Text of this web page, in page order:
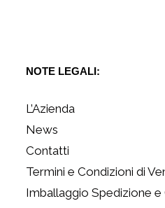
NOTE LEGALI:
L’Azienda
News
Contatti
Termini e Condizioni di
Imballaggio Spedizione e